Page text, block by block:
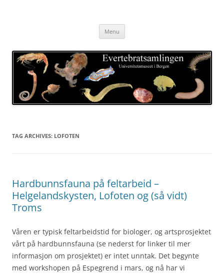
Menu
TAG ARCHIVES: LOFOTEN
Hardbunnsfauna på feltarbeid –
Helgelandskysten, Lofoten og (så vidt)
Troms
Våren er typisk feltarbeidstid for biologer, og artsprosjektet
vårt på hardbunnsfauna (se nederst for linker til mer
informasjon om prosjektet) er intet unntak. Det begynte
med workshopen på Espegrend i mars, og nå har vi